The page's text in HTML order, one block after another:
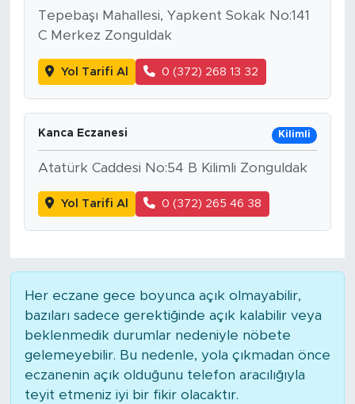
Tepebaşı Mahallesi, Yapkent Sokak No:141
C Merkez Zonguldak
Yol Tarifi Al 0 (372) 268 13 32
Kanca Eczanesi Kilimli
Atatürk Caddesi No:54 B Kilimli Zonguldak
Yol Tarifi Al 0 (372) 265 46 38
Her eczane gece boyunca açık olmayabilir,
bazıları sadece gerektiğinde açık kalabilir veya
beklenmedik durumlar nedeniyle nöbete
gelemeyebilir. Bu nedenle, yola çıkmadan önce
eczanenin açık olduğunu telefon aracılığıyla
teyit etmeniz iyi bir fikir olacaktır.